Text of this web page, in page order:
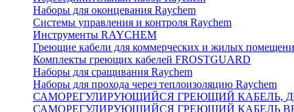
Наборы для оконцевания Raychem
Системы управления и контроля Raychem
Инструменты RAYCHEM
Греющие кабели для коммерческих и жилых
Комплекты греющих кабелей FROSTGUARD
Наборы для сращивания Raychem
Наборы для прохода через теплоизоляцию Raychem
САМОРЕГУЛИРУЮЩИЙСЯ ГРЕЮЩИЙ КАБЕЛЬ,
САМОРЕГУЛИРУЮЩИЙСЯ ГРЕЮЩИЙ КАБЕЛЬ